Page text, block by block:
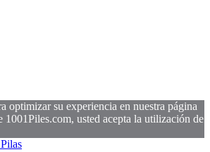
optimizar su experiencia en nuestra página
1001Piles.com, usted acepta la utilización de